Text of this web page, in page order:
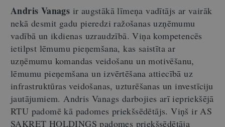
Andris Vanags ir augstākā līmeņa vadītājs ar vairāk
nekā desmit gadu pieredzi ražošanas uzņēmumu
vadībā un ikdienas uzraudzībā. Viņa kompetencēs
ietilpst lēmumu pieņemšana, kas saistīta ar
uzņēmumu komandas veidošanu un motivēšanu,
lēmumu pieņemšana un izvērtēšana attiecībā uz
infrastruktūras veidošanas, uzturēšanas un investīciju
jautājumiem. Andris Vanags darbojies arī iepriekšējā
RTU padomē kā padomes priekšsēdētājs. Viņš ir AS
SAKRET HOLDINGS padomes priekšsēdētāja